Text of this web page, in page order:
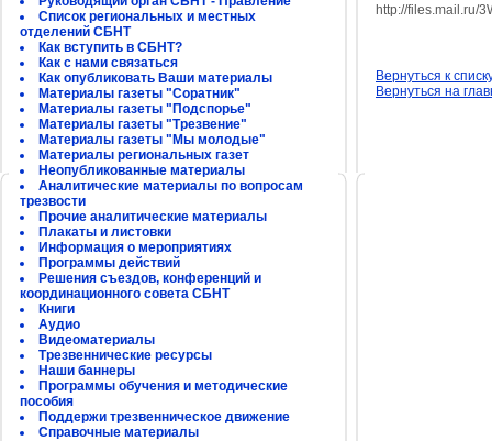
Список региональных и местных
отделений СБНТ
Как вступить в СБНТ?
Как с нами связаться
Как опубликовать Ваши материалы
Материалы газеты "Соратник"
Материалы газеты "Подспорье"
Материалы газеты "Трезвение"
Материалы газеты "Мы молодые"
Материалы региональных газет
Неопубликованные материалы
Аналитические материалы по вопросам
трезвости
Прочие аналитические материалы
Плакаты и листовки
Информация о мероприятиях
Программы действий
Решения съездов, конференций и
координационного совета СБНТ
Книги
Аудио
Видеоматериалы
Трезвеннические ресурсы
Наши баннеры
Программы обучения и методические
пособия
Поддержи трезвенническое движение
Справочные материалы
http://files.mail.ru/
Вернуться к
Вернуться на